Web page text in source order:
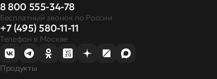
8 800 555-34-78
Бесплатный звонок по России
+7 (495) 580-11-11
Телефон в Москве
Продукты